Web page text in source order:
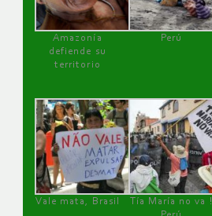
Amazonía
defiende su
territorio
Perú
Vale mata, Brasil
Tía María no va !